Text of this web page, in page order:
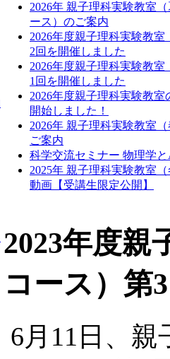
2026年 親子理科実験教室
ース）のご案内
2026年度親子理科実験教室
2回を開催しました
2026年度親子理科実験教室
1回を開催しました
2026年度親子理科実験教室
開始しました！
2026年 親子理科実験教室
ご案内
科学交流セミナー 物理学
2025年 親子理科実験教室
動画【受講生限定公開】
2023年度親
コース）第
6月11日、